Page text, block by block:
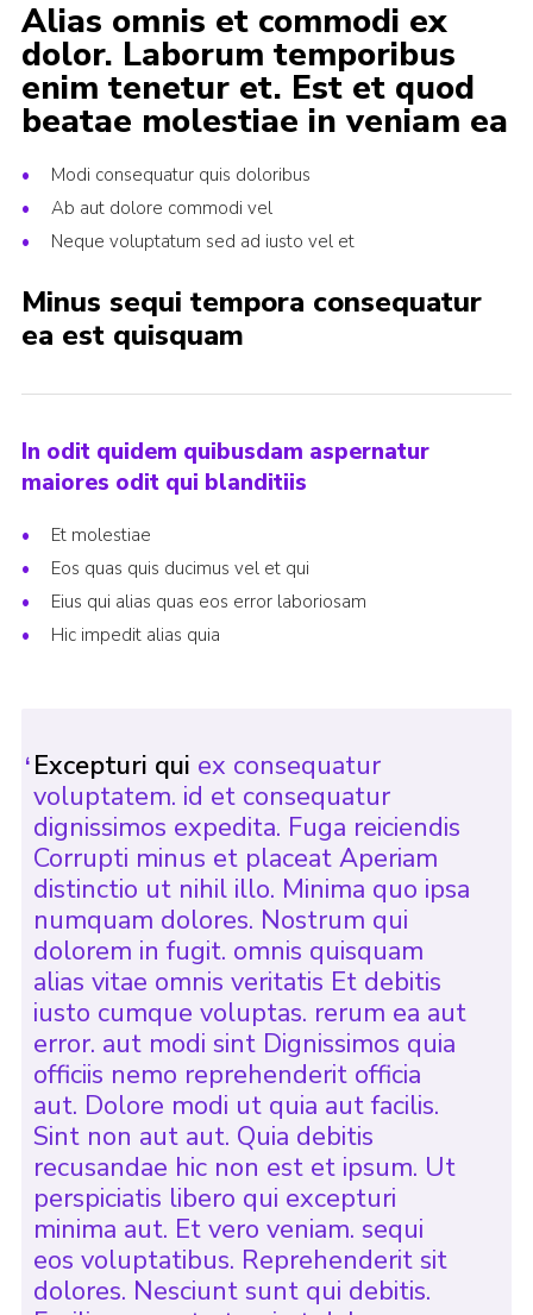
Alias omnis et commodi ex
dolor. Laborum temporibus
enim tenetur et. Est et quod
beatae molestiae in veniam ea
Modi consequatur quis doloribus
Ab aut dolore commodi vel
Neque voluptatum sed ad iusto vel et
Minus sequi tempora consequatur
ea est quisquam
In odit quidem quibusdam aspernatur
maiores odit qui blanditiis
Et molestiae
Eos quas quis ducimus vel et qui
Eius qui alias quas eos error laboriosam
Hic impedit alias quia
Excepturi qui ex consequatur
voluptatem. id et consequatur
dignissimos expedita. Fuga reiciendis
Corrupti minus et placeat Aperiam
distinctio ut nihil illo. Minima quo ipsa
numquam dolores. Nostrum qui
dolorem in fugit. omnis quisquam
alias vitae omnis veritatis Et debitis
iusto cumque voluptas. rerum ea aut
error. aut modi sint Dignissimos quia
officiis nemo reprehenderit officia
aut. Dolore modi ut quia aut facilis.
Sint non aut aut. Quia debitis
recusandae hic non est et ipsum. Ut
perspiciatis libero qui excepturi
minima aut. Et vero veniam. sequi
eos voluptatibus. Reprehenderit sit
dolores. Nesciunt sunt qui debitis.